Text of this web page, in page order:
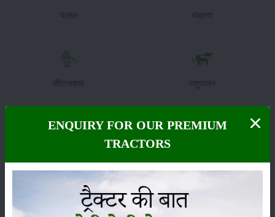
फसल भंडारण
कीटनाशक पशुपालन
ENQUIRY FOR OUR PREMIUM
TRACTORS